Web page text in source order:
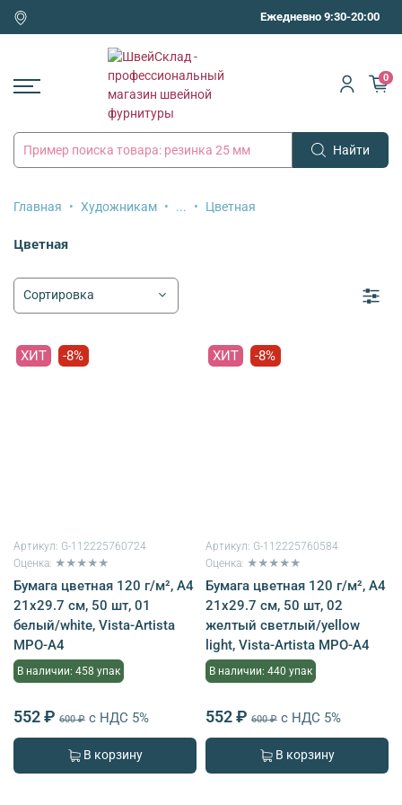
Ежедневно 9:30-20:00
Найти
0
Главная Художникам ... Цветная
Цветная
ХИТ -8%
Артикул: G-112225760724
Оценка: ★★★★★
Бумага цветная 120 г/м², A4
21х29.7 см, 50 шт, 01
белый/white, Vista-Artista
MPO-A4
В наличии: 458 упак
552 ₽ 600 ₽ с НДС 5%
В корзину
ХИТ -8%
Артикул: G-112225760584
Оценка: ★★★★★
Бумага цветная 120 г/м², A4
21х29.7 см, 50 шт, 02
желтый светлый/yellow
light, Vista-Artista MPO-A4
В наличии: 440 упак
552 ₽ 600 ₽ с НДС 5%
В корзину